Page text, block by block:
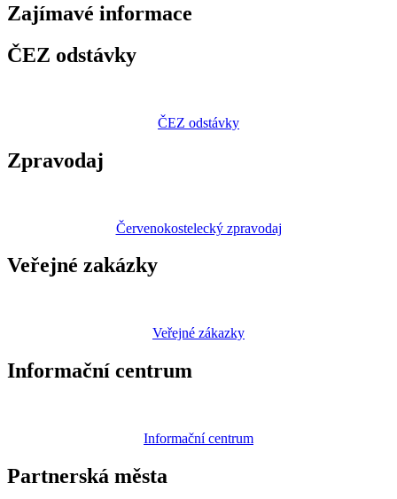
Zajímavé informace
ČEZ odstávky
ČEZ odstávky
Zpravodaj
Červenokostelecký zpravodaj
Veřejné zakázky
Veřejné zákazky
Informační centrum
Informační centrum
Partnerská města